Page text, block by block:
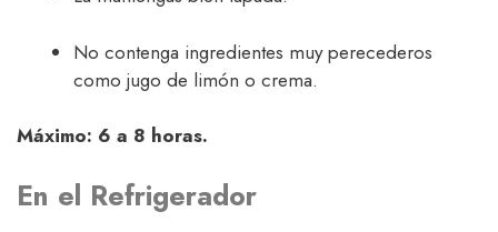
No contenga ingredientes muy perecederos
como jugo de limón o crema.
Máximo: 6 a 8 horas.
En el Refrigerador